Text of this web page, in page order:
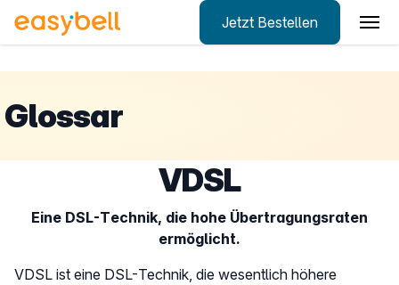
Jetzt Bestellen
Glossar
VDSL
Eine DSL-Technik, die hohe Übertragungsraten
ermöglicht.
VDSL ist eine DSL-Technik, die wesentlich höhere